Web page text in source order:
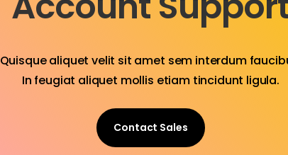
Quisque aliquet velit sit amet sem interdum
In feugiat aliquet mollis etiam tincidunt ligula.
Contact Sales